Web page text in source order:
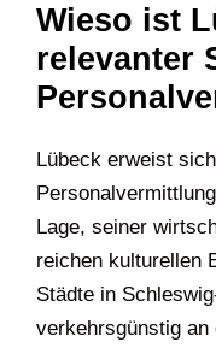
Wieso ist
relevanter
Lübeck erweist
Lage, seiner
reichen kulturellen
Städte in
verkehrsgünstig